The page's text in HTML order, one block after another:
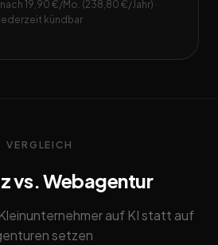
19,90 €/Mo. (238,80 €/Jahr) ·
kündbar
VERGLEICH
vs. Webagentur
auf KI statt auf
setzen